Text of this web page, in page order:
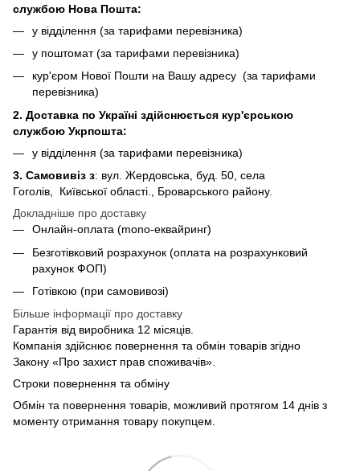
службою Нова Пошта:
у відділення (за тарифами перевізника)
у поштомат (за тарифами перевізника)
кур'єром Нової Пошти на Вашу адресу (за тарифами
перевізника)
2. Доставка по Україні здійснюється кур'єрською
службою Укрпошта:
у відділення (за тарифами перевізника)
3. Самовивіз з: вул. Жердовська, буд. 50, села
Гоголів, Київської області., Броварського району.
Докладніше про доставку
Онлайн-оплата (mono-еквайринг)
Безготівковий розрахунок (оплата на розрахунковий
рахунок ФОП)
Готівкою (при самовивозі)
Більше інформації про доставку
Гарантія від виробника 12 місяців.
Компанія здійснює повернення та обмін товарів згідно
Закону «Про захист прав споживачів».
Строки повернення та обміну
Обмін та повернення товарів, можливий протягом 14 днів з
моменту отримання товару покупцем.